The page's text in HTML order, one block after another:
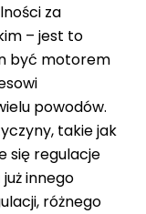
za
– jest to
być motorem
powodów.
takie jak
się regulacje
innego
różnego